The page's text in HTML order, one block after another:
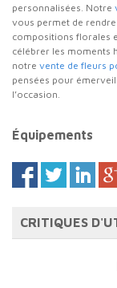
personnalisées. Notre
vous permet de
compositions florales
célébrer les moments
notre vente de fleurs
pensées pour
l’occasion.
Équipements
CRITIQUES